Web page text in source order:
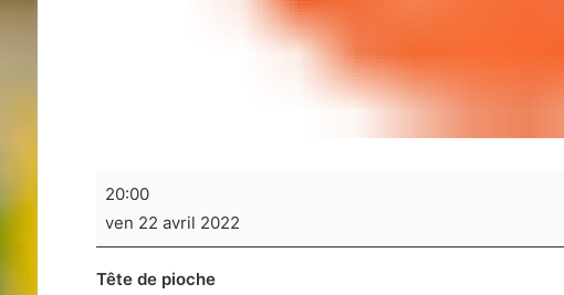
Soirée
de
sociétés
20:00
ven 22 avril 2022
Tête de pioche